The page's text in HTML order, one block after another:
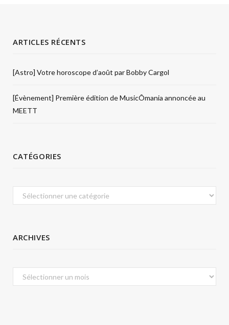
ARTICLES RÉCENTS
[Astro] Votre horoscope d’août par Bobby Cargol
[Évènement] Première édition de MusicÔmania annoncée au
MEETT
CATÉGORIES
Catégories
ARCHIVES
Archives